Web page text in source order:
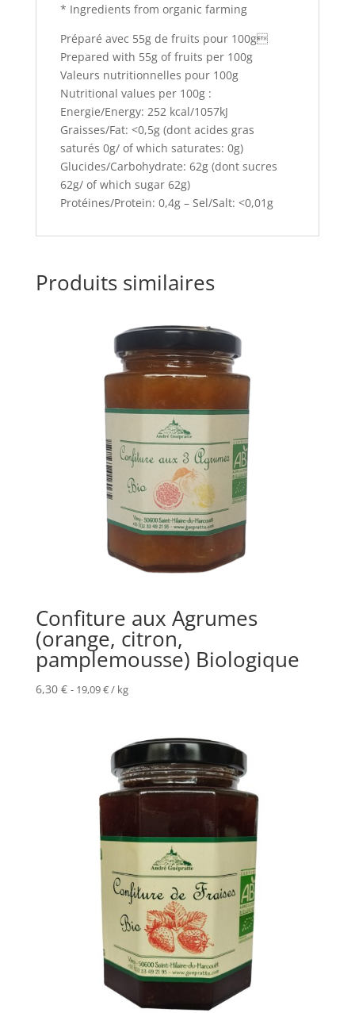
* Ingredients from organic farming
Préparé avec 55g de fruits pour 100g
Prepared with 55g of fruits per 100g
Valeurs nutritionnelles pour 100g
Nutritional values per 100g :
Energie/Energy: 252 kcal/1057kJ
Graisses/Fat: <0,5g (dont acides gras
saturés 0g/ of which saturates: 0g)
Glucides/Carbohydrate: 62g (dont sucres
62g/ of which sugar 62g)
Protéines/Protein: 0,4g – Sel/Salt: <0,01g
Produits similaires
Confiture aux Agrumes
(orange, citron,
pamplemousse) Biologique
6,30 € - 19,09€/ kg